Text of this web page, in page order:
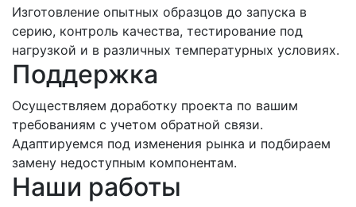
Изготовление опытных образцов до запуска в
серию, контроль качества, тестирование под
нагрузкой и в различных температурных условиях.
Поддержка
Осуществляем доработку проекта по вашим
требованиям с учетом обратной связи.
Адаптируемся под изменения рынка и подбираем
замену недоступным компонентам.
Наши работы